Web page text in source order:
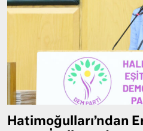
Hatimoğulları’ndan